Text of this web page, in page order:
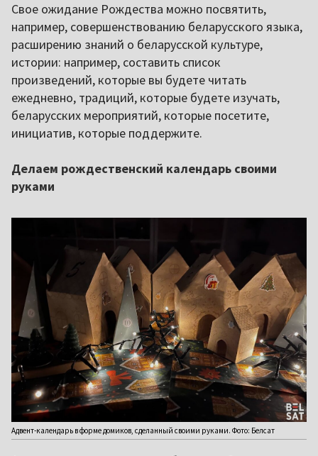
Свое ожидание Рождества можно посвятить,
например, совершенствованию беларусского языка,
расширению знаний о беларусской культуре,
истории: например, составить список
произведений, которые вы будете читать
ежедневно, традиций, которые будете изучать,
беларусских мероприятий, которые посетите,
инициатив, которые поддержите.
Делаем рождественский календарь своими
руками
Адвент-календарь в форме домиков, сделанный своими руками. Фото: Белсат